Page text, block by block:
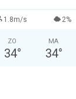
1.8m/s 2%
ZO
34°
MA
34°